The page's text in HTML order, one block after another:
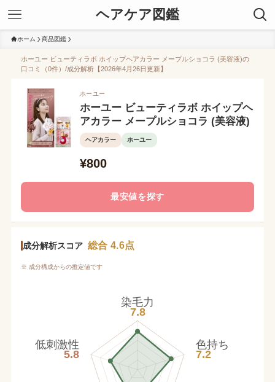
ヘアケア図鑑
ホーム 商品図鑑
ホーユー ビューティラボ ホイップヘアカラー メープルショコラ (美容液)の
口コミ（0件）/成分解析【2026年4月26日更新】
ホーユー
ホーユー ビューティラボ ホイップヘ
アカラー メープルショコラ (美容液)
ヘアカラー ホーユー
¥800
最安値を探す
成分解析スコア 総合 4.6点
※ 成分構成からの推定値です
染毛力
7.8
色持ち
7.2
低刺激性
5.8